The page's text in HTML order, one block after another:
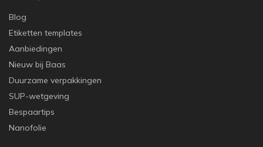
Blog
Etiketten templates
Aanbiedingen
Nieuw bij Baas
Duurzame verpakkingen
SUP-wetgeving
Bespaartips
Nanofolie